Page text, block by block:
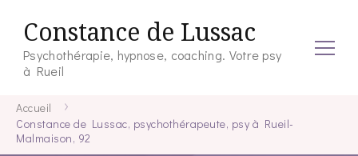
Constance de Lussac
Psychothérapie, hypnose, coaching. Votre psy
à Rueil
Accueil
Constance de Lussac, psychothérapeute, psy à Rueil-
Malmaison, 92